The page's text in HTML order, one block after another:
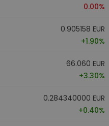
0.00%
0.905158 EUR
+1.90%
66.060 EUR
+3.30%
0.284340000 EUR
+0.40%